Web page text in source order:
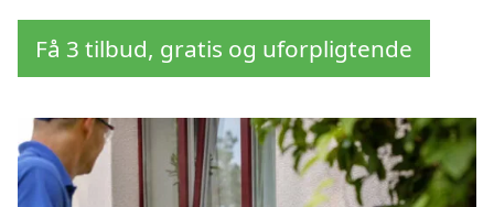
Få 3 tilbud, gratis og uforpligtende